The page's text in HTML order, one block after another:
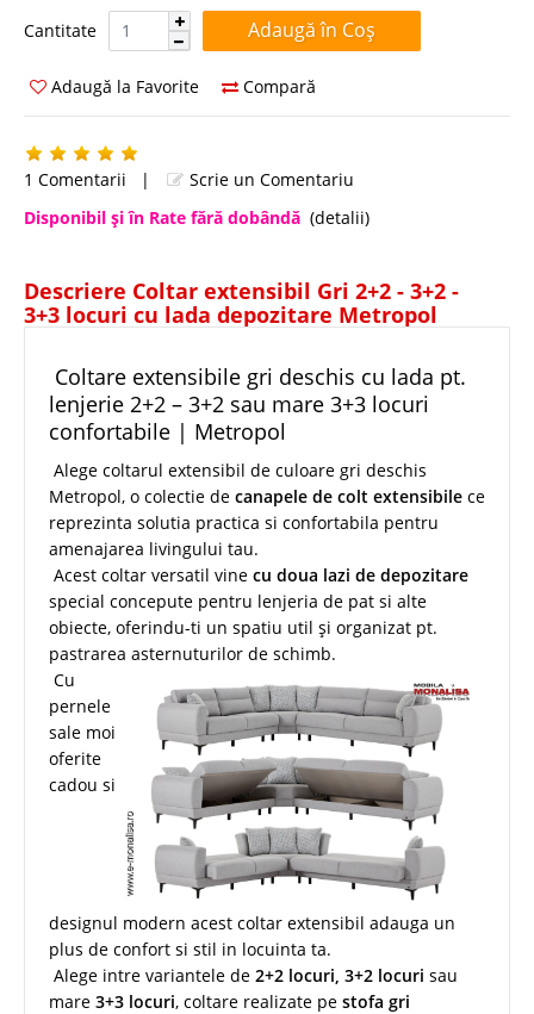
Cantitate Cantitate:
Adaugă la Favorite Compară
1 Comentarii |
Scrie un Comentariu
Disponibil şi în Rate fără dobândă (detalii)
Descriere Coltar extensibil Gri 2+2 - 3+2 -
3+3 locuri cu lada depozitare Metropol
Coltare extensibile gri deschis cu lada pt.
lenjerie 2+2 – 3+2 sau mare 3+3 locuri
confortabile | Metropol
Alege coltarul extensibil de culoare gri deschis
Metropol, o colectie de canapele de colt extensibile ce
reprezinta solutia practica si confortabila pentru
amenajarea livingului tau.
Acest coltar versatil vine cu doua lazi de depozitare
special concepute pentru lenjeria de pat si alte
obiecte, oferindu-ti un spatiu util și organizat pt.
pastrarea asternuturilor de schimb.
Cu
pernele
sale moi
oferite
cadou si
designul modern acest coltar extensibil adauga un
plus de confort si stil in locuinta ta.
Alege intre variantele de 2+2 locuri, 3+2 locuri sau
mare 3+3 locuri, coltare realizate pe stofa gri